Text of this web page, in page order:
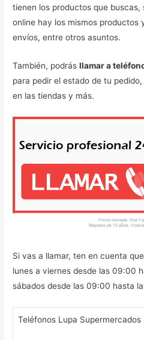
tienen los productos que buscas,
online hay los mismos productos
envíos, entre otros asuntos.
También, podrásllamar a
para pedir el estado de tu
en las tiendas y más.
Si vas a llamar, ten en cuenta
lunes a viernes desde las 09:00
sábados desde las 09:00 hasta
Teléfonos Lupa Supermercados